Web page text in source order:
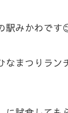
駅みかわです
なまつりラン